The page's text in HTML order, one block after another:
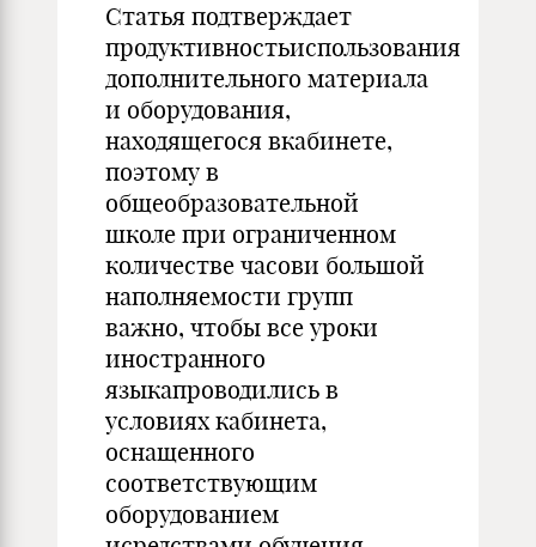
Статья подтверждает
продуктивностьиспользования
дополнительного материала
и оборудования,
находящегося вкабинете,
поэтому в
общеобразовательной
школе при ограниченном
количестве часови большой
наполняемости групп
важно, чтобы все уроки
иностранного
языкапроводились в
условиях кабинета,
оснащенного
соответствующим
оборудованием